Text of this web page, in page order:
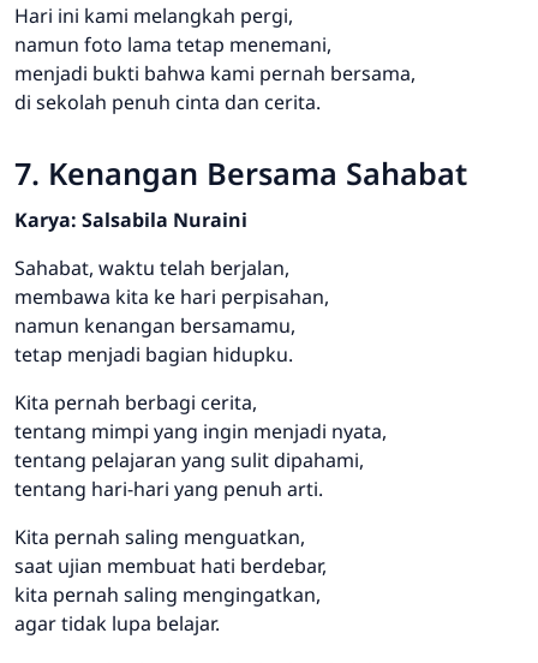
Hari ini kami melangkah pergi,
namun foto lama tetap menemani,
menjadi bukti bahwa kami pernah bersama,
di sekolah penuh cinta dan cerita.
7. Kenangan Bersama Sahabat
Karya: Salsabila Nuraini
Sahabat, waktu telah berjalan,
membawa kita ke hari perpisahan,
namun kenangan bersamamu,
tetap menjadi bagian hidupku.
Kita pernah berbagi cerita,
tentang mimpi yang ingin menjadi nyata,
tentang pelajaran yang sulit dipahami,
tentang hari-hari yang penuh arti.
Kita pernah saling menguatkan,
saat ujian membuat hati berdebar,
kita pernah saling mengingatkan,
agar tidak lupa belajar.